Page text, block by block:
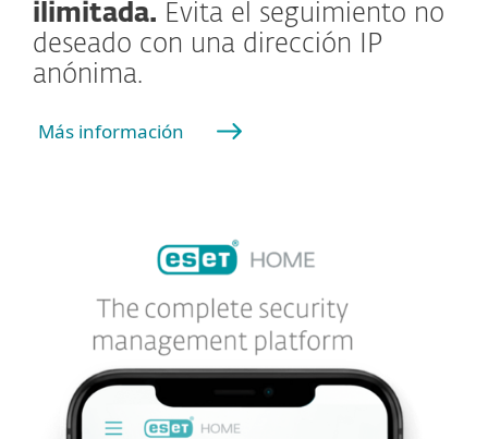
ilimitada. Evita el seguimiento no
deseado con una dirección IP
anónima.
Más información